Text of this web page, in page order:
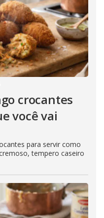
crocantes
você vai
para servir como
tempero caseiro